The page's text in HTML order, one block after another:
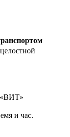
«ВИТ»
и час.